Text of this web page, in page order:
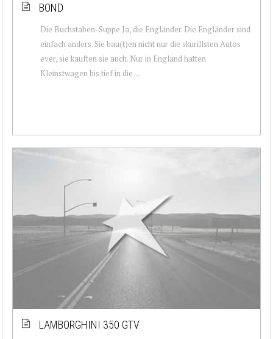
BOND
Die Buchstaben-Suppe Ja, die Engländer. Die Engländer sind
einfach anders. Sie bau(t)en nicht nur die skurillsten Autos
ever, sie kauften sie auch. Nur in England hatten
Kleinstwagen bis tief in die ...
LAMBORGHINI 350 GTV